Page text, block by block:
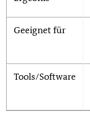
Geeignet für
Tools/Software